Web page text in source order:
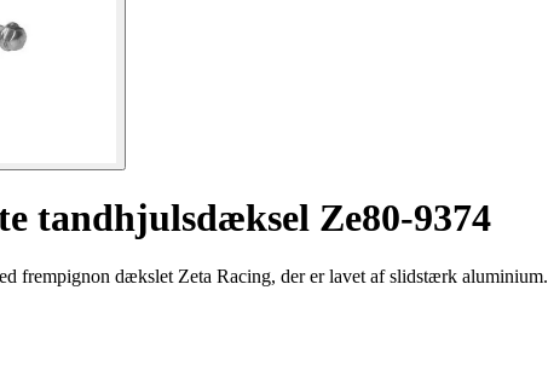
tandhjulsdæksel Ze80-9374
frempignon dækslet Zeta Racing, der er lavet af slidstærk aluminium.